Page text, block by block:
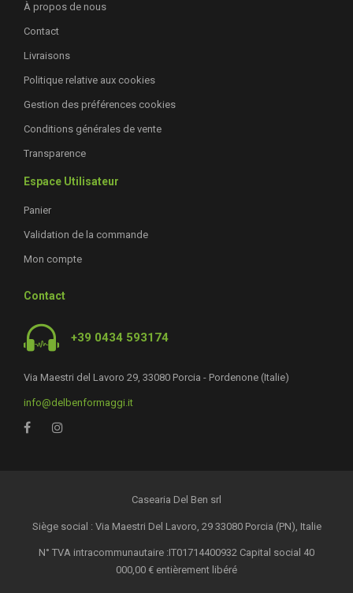
À propos de nous
Contact
Livraisons
Politique relative aux cookies
Gestion des préférences cookies
Conditions générales de vente
Transparence
Espace Utilisateur
Panier
Validation de la commande
Mon compte
Contact
+39 0434 593174
Via Maestri del Lavoro 29, 33080 Porcia - Pordenone (Italie)
info@delbenformaggi.it
Casearia Del Ben srl
Siège social : Via Maestri Del Lavoro, 29 33080 Porcia (PN), Italie
N° TVA intracommunautaire :IT01714400932 Capital social 40
000,00 € entièrement libéré